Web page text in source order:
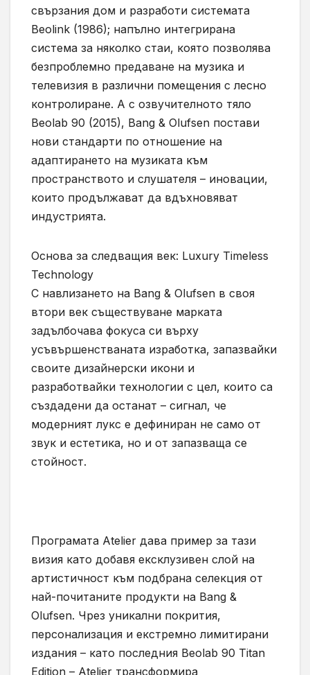
свързания дом и разработи системата
Beolink (1986); напълно интегрирана
система за няколко стаи, която позволява
безпроблемно предаване на музика и
телевизия в различни помещения с лесно
контролиране. А с озвучителното тяло
Beolab 90 (2015), Bang & Olufsen постави
нови стандарти по отношение на
адаптирането на музиката към
пространството и слушателя – иновации,
които продължават да вдъхновяват
индустрията.
Основа за следващия век: Luxury Timeless
Technology
С навлизането на Bang & Olufsen в своя
втори век съществуване марката
задълбочава фокуса си върху
усъвършенстваната изработка, запазвайки
своите дизайнерски икони и
разработвайки технологии с цел, които са
създадени да останат – сигнал, че
модерният лукс е дефиниран не само от
звук и естетика, но и от запазваща се
стойност.
Програмата Atelier дава пример за тази
визия като добавя ексклузивен слой на
артистичност към подбрана селекция от
най-почитаните продукти на Bang &
Olufsen. Чрез уникални покрития,
персонализация и екстремно лимитирани
издания – като последния Beolab 90 Titan
Edition – Atelier трансформира